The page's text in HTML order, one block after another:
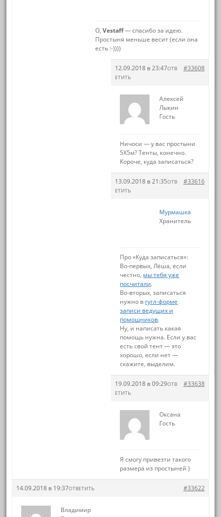
О,Vestaff— спасибо за идею.
Простыня меньше весит (если она
есть :-))))
12.09.2018 в 23:47 #33608
ОТВ
ЕТИТЬ
Алексей
Лыкин
Гость
Ничоси — у вас простыни
5Х5м? Тенты, конечно.
Короче, куда записаться?
13.09.2018 в 21:35 #33616
ОТВ
ЕТИТЬ
Мурмашка
Хранитель
Про «Куда записаться»:
Во-первых, Лёша, если
честно, мы тебя уже
посчитали.
Во-вторых, записаться
нужно в гугл-форме
записи ведущих и
помощников.
Ну, и написать какая
помощь нужна. Если у вас
есть свой тент — это
хорошо, если нет —
скажите, выделим.
19.09.2018 в 09:29 #33638
ОТВ
ЕТИТЬ
Оксана
Гость
Я смогу привезти такого
размера из простыней )
14.09.2018 в 19:37 #33622
ОТВЕТИТЬ
Владимир